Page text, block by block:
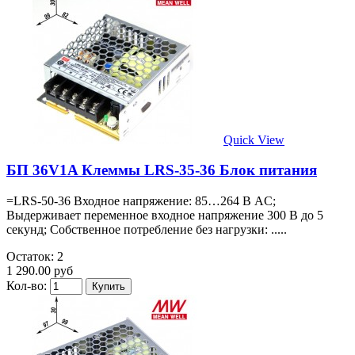
Quick View
БП 36V1A Клеммы LRS-35-36 Блок питания
=LRS-50-36 Входное напряжение: 85…264 В AC;
Выдерживает переменное входное напряжение 300 В до 5
секунд; Собственное потребление без нагрузки: .....
Остаток: 2
1 290.00 руб
Кол-во: